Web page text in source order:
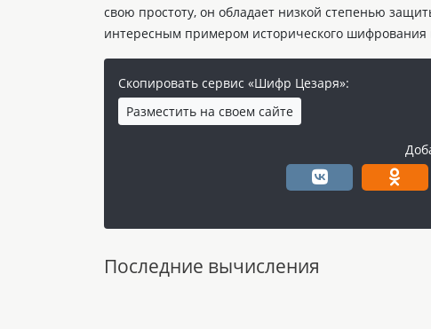
свою простоту, он обладает низкой степенью
интересным примером исторического
Скопировать сервис «Шифр Цезаря»:
Разместить на своем сайте
Последние вычисления